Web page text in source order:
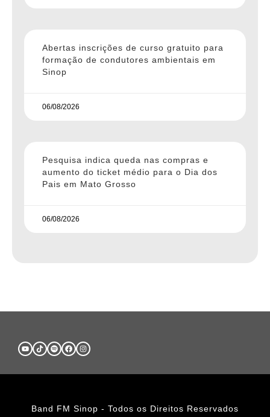
Abertas inscrições de curso gratuito para
formação de condutores ambientais em
Sinop
06/08/2026
Pesquisa indica queda nas compras e
aumento do ticket médio para o Dia dos
Pais em Mato Grosso
06/08/2026
Band FM Sinop - Todos os Direitos Reservados